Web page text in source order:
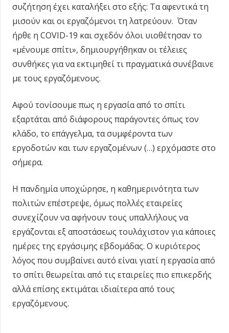
συζήτηση έχει καταλήξει στο εξής: Τα αφεντικά τη
μισούν και οι εργαζόμενοι τη λατρεύουν. Όταν
ήρθε η COVID-19 και σχεδόν όλοι υιοθέτησαν το
«μένουμε σπίτι», δημιουργήθηκαν οι τέλειες
συνθήκες για να εκτιμηθεί τι πραγματικά συνέβαινε
με τους εργαζόμενους.
Αφού τονίσουμε πως η εργασία από το σπίτι
εξαρτάται από διάφορους παράγοντες όπως τον
κλάδο, το επάγγελμα, τα συμφέροντα των
εργοδοτών και των εργαζομένων (…) ερχόμαστε στο
σήμερα.
Η πανδημία υποχώρησε, η καθημερινότητα των
πολιτών επέστρεψε, όμως πολλές εταιρείες
συνεχίζουν να αφήνουν τους υπαλλήλους να
εργάζονται εξ αποστάσεως τουλάχιστον για κάποιες
ημέρες της εργάσιμης εβδομάδας. Ο κυριότερος
λόγος που συμβαίνει αυτό είναι γιατί η εργασία από
το σπίτι θεωρείται από τις εταιρείες πιο επικερδής
αλλά επίσης εκτιμάται ιδιαίτερα από τους
εργαζόμενους.